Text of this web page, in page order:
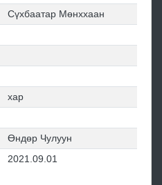
Сүхбаатар Мөнххаан
хар
Өндөр Чулуун
2021.09.01